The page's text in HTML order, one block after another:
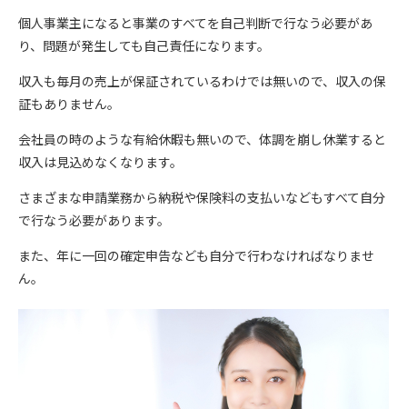
個人事業主になると事業のすべてを自己判断で行なう必要があ
り、問題が発生しても自己責任になります。
収入も毎月の売上が保証されているわけでは無いので、収入の保
証もありません。
会社員の時のような有給休暇も無いので、体調を崩し休業すると
収入は見込めなくなります。
さまざまな申請業務から納税や保険料の支払いなどもすべて自分
で行なう必要があります。
また、年に一回の確定申告なども自分で行わなければなりませ
ん。